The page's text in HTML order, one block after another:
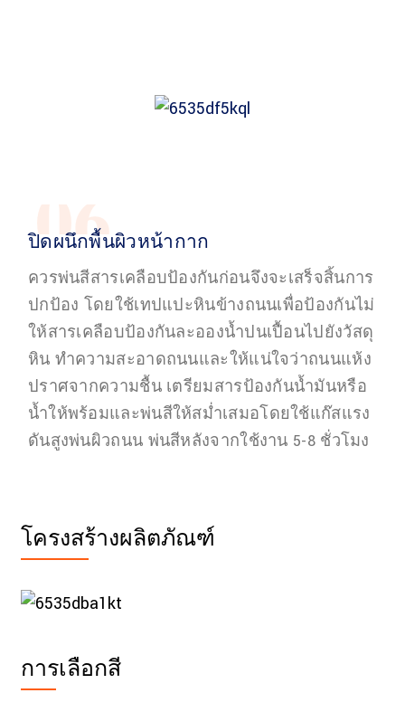
06
ปิดผนึกพื้นผิวหน้ากาก
ควรพ่นสีสารเคลือบป้องกันก่อนจึงจะเสร็จสิ้นการ
ปกป้อง โดยใช้เทปแปะหินข้างถนนเพื่อป้องกันไม่
ให้สารเคลือบป้องกันละอองน้ำปนเปื้อนไปยังวัสดุ
หิน ทำความสะอาดถนนและให้แน่ใจว่าถนนแห้ง
ปราศจากความชื้น เตรียมสารป้องกันน้ำมันหรือ
น้ำให้พร้อมและพ่นสีให้สม่ำเสมอโดยใช้แก๊สแรง
ดันสูงพ่นผิวถนน พ่นสีหลังจากใช้งาน 5-8 ชั่วโมง
โครงสร้างผลิตภัณฑ์
การเลือกสี